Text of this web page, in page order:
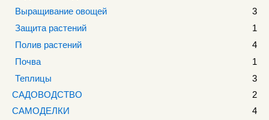
Выращивание овощей
3
Защита растений
1
Полив растений
4
Почва
1
Теплицы
3
САДОВОДСТВО
2
САМОДЕЛКИ
4